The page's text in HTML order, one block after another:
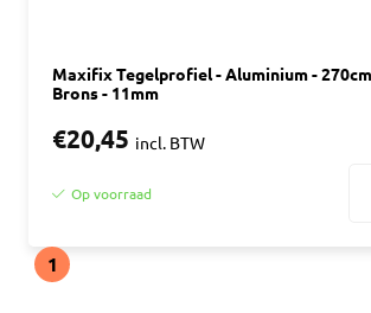
Maxifix Tegelprofiel - Aluminium -
Brons - 11mm
€20,45 incl. BTW
Op voorraad
1